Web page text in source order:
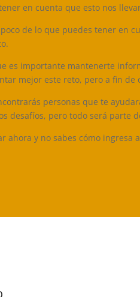
en cuenta que esto nos
poco de lo que puedes tener en
es importante mantenerte
mejor este reto, pero a fin de
personas que te
desafíos, pero todo será parte
ahora y no sabes cómo ingresa